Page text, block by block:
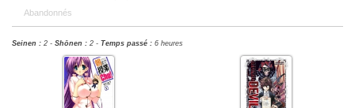
Abandonnés
Seinen : 2 - Shōnen : 2 - Temps passé : 6 heures